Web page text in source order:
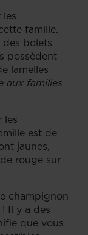
famille.
bolets
possèdent
lamelles
aux familles
les
est de
jaunes,
rouge sur
champignon
Il y a des
que vous